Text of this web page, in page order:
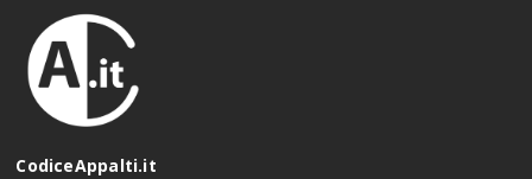
CodiceAppalti.it